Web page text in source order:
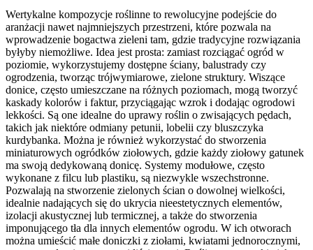
Wertykalne kompozycje roślinne to rewolucyjne podejście do
aranżacji nawet najmniejszych przestrzeni, które pozwala na
wprowadzenie bogactwa zieleni tam, gdzie tradycyjne rozwiązania
byłyby niemożliwe. Idea jest prosta: zamiast rozciągać ogród w
poziomie, wykorzystujemy dostępne ściany, balustrady czy
ogrodzenia, tworząc trójwymiarowe, zielone struktury. Wiszące
donice, często umieszczane na różnych poziomach, mogą tworzyć
kaskady kolorów i faktur, przyciągając wzrok i dodając ogrodowi
lekkości. Są one idealne do uprawy roślin o zwisających pędach,
takich jak niektóre odmiany petunii, lobelii czy bluszczyka
kurdybanka. Można je również wykorzystać do stworzenia
miniaturowych ogródków ziołowych, gdzie każdy ziołowy gatunek
ma swoją dedykowaną donicę. Systemy modułowe, często
wykonane z filcu lub plastiku, są niezwykle wszechstronne.
Pozwalają na stworzenie zielonych ścian o dowolnej wielkości,
idealnie nadających się do ukrycia nieestetycznych elementów,
izolacji akustycznej lub termicznej, a także do stworzenia
imponującego tła dla innych elementów ogrodu. W ich otworach
można umieścić małe doniczki z ziołami, kwiatami jednorocznymi,